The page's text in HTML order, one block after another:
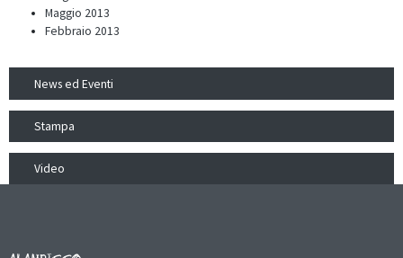
Maggio 2013
Febbraio 2013
News ed Eventi
Stampa
Video